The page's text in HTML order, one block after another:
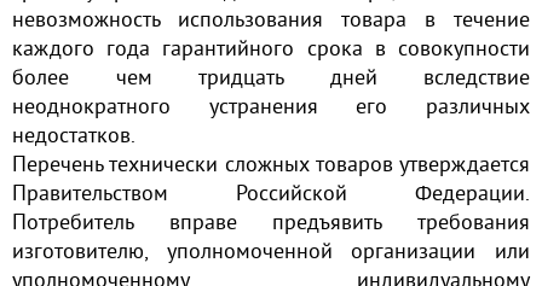
невозможность использования товара в течение
каждого года гарантийного срока в совокупности
более чем тридцать дней вследствие
неоднократного устранения его различных
недостатков.
Перечень технически сложных товаров утверждается
Правительством Российской Федерации.
Потребитель вправе предъявить требования
изготовителю, уполномоченной организации или